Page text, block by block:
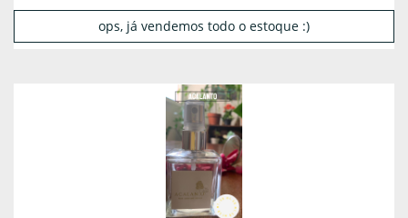
ops, já vendemos todo o estoque :)